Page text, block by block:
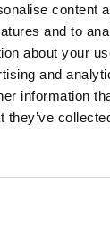
content
and to
about your
and
information
they’ve
XIZANG, DOVE
BUDDHA